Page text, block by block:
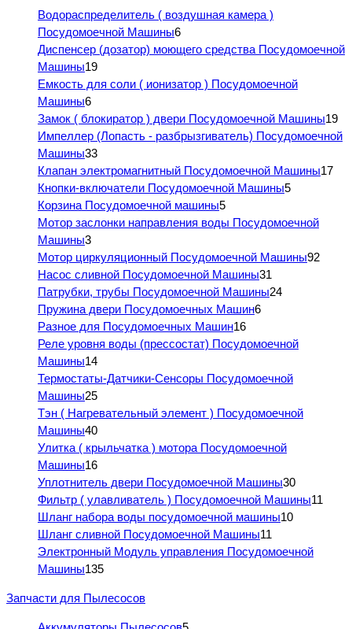
Водораспределитель ( воздушная камера )
Посудомоечной Машины6
Диспенсер (дозатор) моющего средства Посудомоечной
Машины19
Емкость для соли ( ионизатор ) Посудомоечной
Машины6
Замок ( блокиратор ) двери Посудомоечной Машины19
Импеллер (Лопасть - разбрызгиватель) Посудомоечной
Машины33
Клапан электромагнитный Посудомоечной Машины17
Кнопки-включатели Посудомоечной Машины5
Корзина Посудомоечной машины5
Мотор заслонки направления воды Посудомоечной
Машины3
Мотор циркуляционный Посудомоечной Машины92
Насос сливной Посудомоечной Машины31
Патрубки, трубы Посудомоечной Машины24
Пружина двери Посудомоечных Машин6
Разное для Посудомоечных Машин16
Реле уровня воды (прессостат) Посудомоечной
Машины14
Термостаты-Датчики-Сенсоры Посудомоечной
Машины25
Тэн ( Нагревательный элемент ) Посудомоечной
Машины40
Улитка ( крыльчатка ) мотора Посудомоечной
Машины16
Уплотнитель двери Посудомоечной Машины30
Фильтр ( улавливатель ) Посудомоечной Машины11
Шланг набора воды посудомоечной машины10
Шланг сливной Посудомоечной Машины11
Электронный Модуль управления Посудомоечной
Машины135
Запчасти для Пылесосов